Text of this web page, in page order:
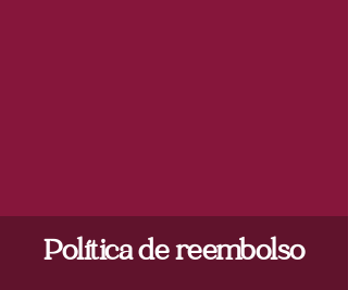
Política de reembolso